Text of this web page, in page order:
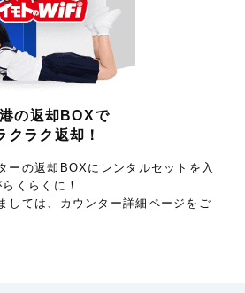
の返却BOXで
クラク返却！
ーの返却BOXにレンタルセットを入
くらくに！
しては、カウンター詳細ページをご